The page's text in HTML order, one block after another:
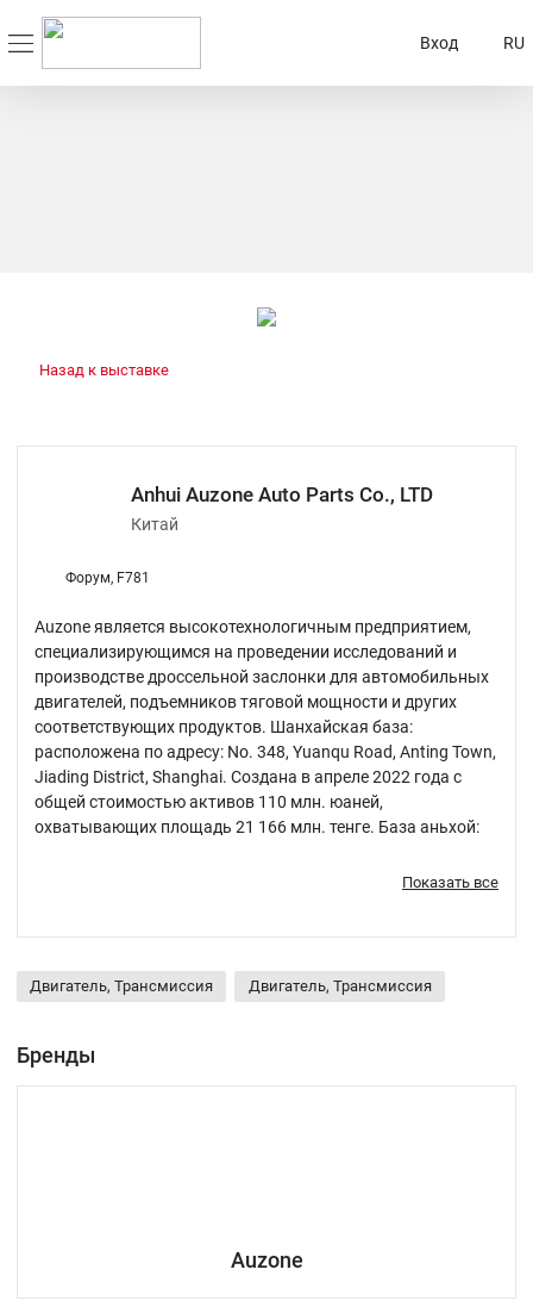
Вход RU
Назад к выставке
Anhui Auzone Auto Parts Co., LTD
Китай
Форум, F781
Auzone является высокотехнологичным предприятием,
специализирующимся на проведении исследований и
производстве дроссельной заслонки для автомобильных
двигателей, подъемников тяговой мощности и других
соответствующих продуктов. Шанхайская база:
расположена по адресу: No. 348, Yuanqu Road, Anting Town,
Jiading District, Shanghai. Создана в апреле 2022 года с
общей стоимостью активов 110 млн. юаней,
охватывающих площадь 21 166 млн. тенге. База аньхой:
наньцяо, город чучжоу, провинция аньхой. Основан в мае
Показать все
Двигатель, Трансмиссия Двигатель, Трансмиссия
Бренды
Auzone